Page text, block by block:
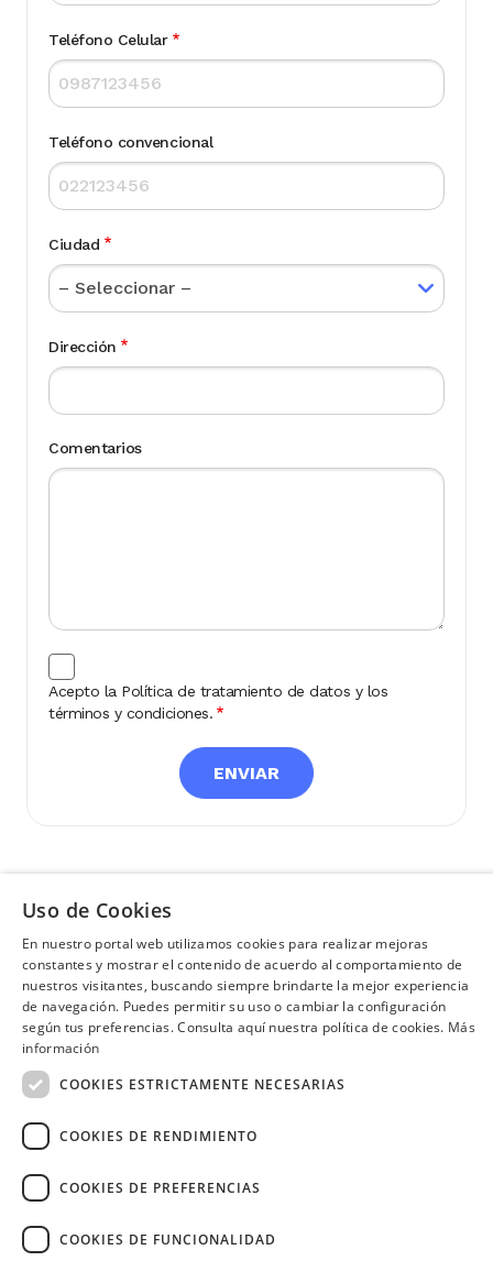
Teléfono Celular
Teléfono convencional
Ciudad
Dirección
Comentarios
Acepto la Política de tratamiento de datos y los
términos y condiciones.
¿Necesitas ayuda? (02) 298 1300
SÍGUENOS EN:
Image
Uso de Cookies
En nuestro portal web utilizamos cookies para realizar mejoras
constantes y mostrar el contenido de acuerdo al comportamiento de
nuestros visitantes, buscando siempre brindarte la mejor experiencia
de navegación. Puedes permitir su uso o cambiar la configuración
según tus preferencias. Consulta aquí nuestra política de cookies. Más
información
COOKIES ESTRICTAMENTE NECESARIAS
COOKIES DE RENDIMIENTO
COOKIES DE PREFERENCIAS
COOKIES DE FUNCIONALIDAD